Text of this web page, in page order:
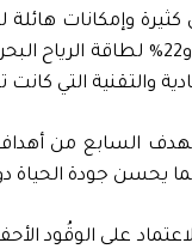
وإمكانات
والتقنية التي
السابع من
يحسن جودة الحياة
على الوقُود